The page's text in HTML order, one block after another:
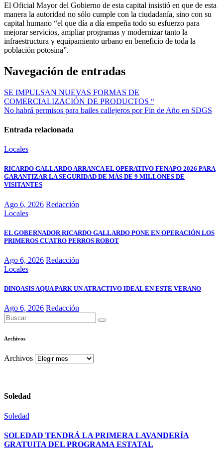
El Oficial Mayor del Gobierno de esta capital insistió en que de esta
manera la autoridad no sólo cumple con la ciudadanía, sino con su
capital humano “el que día a día empeña todo su esfuerzo para
mejorar servicios, ampliar programas y modernizar tanto la
infraestructura y equipamiento urbano en beneficio de toda la
población potosina”.
Navegación de entradas
SE IMPULSAN NUEVAS FORMAS DE
COMERCIALIZACIÓN DE PRODUCTOS “
No habrá permisos para bailes callejeros por Fin de Año en SDGS
Entrada relacionada
Locales
RICARDO GALLARDO ARRANCA EL OPERATIVO FENAPO 2026 PARA
GARANTIZAR LA SEGURIDAD DE MÁS DE 9 MILLONES DE
VISITANTES
Ago 6, 2026 Redacción
Locales
EL GOBERNADOR RICARDO GALLARDO PONE EN OPERACIÓN LOS
PRIMEROS CUATRO PERROS ROBOT
Ago 6, 2026 Redacción
Locales
DINOASIS AQUA PARK UN ATRACTIVO IDEAL EN ESTE VERANO
Ago 6, 2026 Redacción
Archivos
Archivos
Soledad
Soledad
SOLEDAD TENDRÁ LA PRIMERA LAVANDERÍA
GRATUITA DEL PROGRAMA ESTATAL